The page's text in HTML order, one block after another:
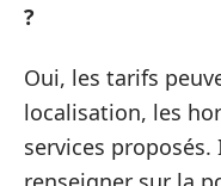
?
Oui, les tarifs
localisation, les
services